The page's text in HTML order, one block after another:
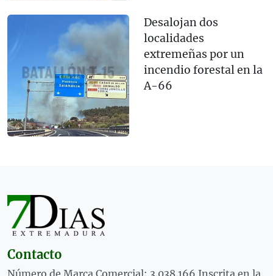
Desalojan dos
localidades
extremeñas por un
incendio forestal en la
A-66
Contacto